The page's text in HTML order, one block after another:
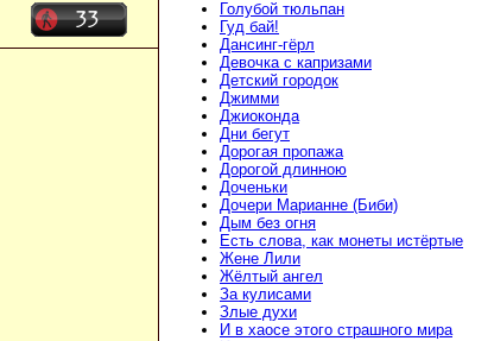
Голубой тюльпан
Гуд бай!
Дансинг-гёрл
Девочка с капризами
Детский городок
Джимми
Джиоконда
Дни бегут
Дорогая пропажа
Дорогой длинною
Доченьки
Дочери Марианне (Биби)
Дым без огня
Есть слова, как монеты истёртые
Жене Лили
Жёлтый ангел
За кулисами
Злые духи
И в хаосе этого страшного мира